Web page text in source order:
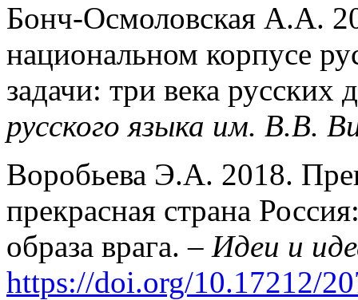
Бонч-Осмоловская А.А.
национальном корпусе
задачи: три века русских
русского языка им. В.В.
Воробьева Э.А. 2018.
прекрасная страна
образа врага.– Идеи и
https://doi.org/10.17212/